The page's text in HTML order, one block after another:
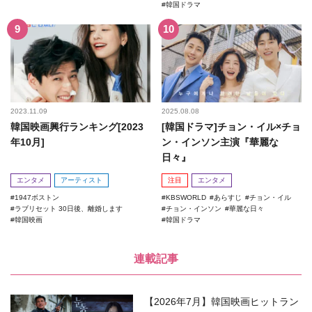
韓国ドラマ
2023.11.09
韓国映画興行ランキング[2023
年10月]
エンタメ アーティスト
1947ボストン
ラブリセット 30日後、離婚します
韓国映画
2025.08.08
[韓国ドラマ]チョン・イル×チョ
ン・インソン主演『華麗な
日々』
注目 エンタメ
KBSWORLD あらすじ
チョン・イル
チョン・インソン
華麗な日々
韓国ドラマ
連載記事
【2026年7月】韓国映画ヒットラン